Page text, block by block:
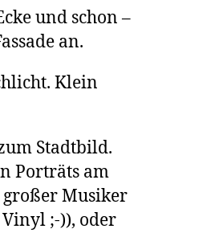
und schon –
an.
Klein
Stadtbild.
Porträts am
großer Musiker
;-)), oder